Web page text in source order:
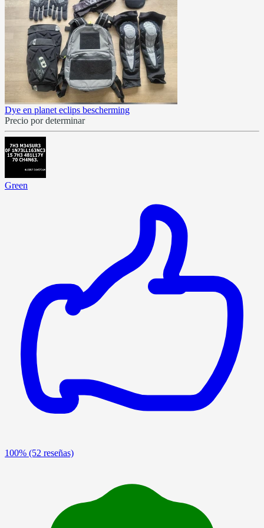
Dye en planet eclips bescherming
Precio por determinar
Green
100% (52 reseñas)